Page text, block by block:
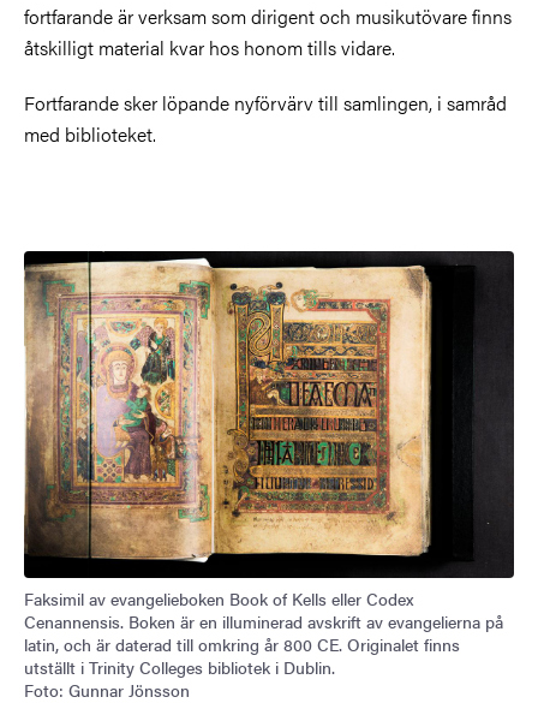
fortfarande är verksam som dirigent och musikutövare finns
åtskilligt material kvar hos honom tills vidare.
Fortfarande sker löpande nyförvärv till samlingen, i samråd
med biblioteket.
Faksimil av evangelieboken Book of Kells eller Codex
Cenannensis. Boken är en illuminerad avskrift av evangelierna på
latin, och är daterad till omkring år 800 CE. Originalet finns
utställt i Trinity Colleges bibliotek i Dublin.
Foto: Gunnar Jönsson